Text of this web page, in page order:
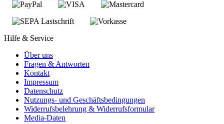
Hilfe & Service
Über uns
Fragen & Antworten
Kontakt
Impressum
Datenschutz
Nutzungs- und Geschäftsbedingungen
Widerrufsbelehrung & Widerrufsformular
Media-Daten